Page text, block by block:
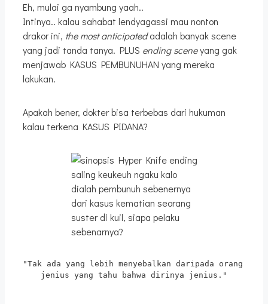
Eh, mulai ga nyambung yaah..
Intinya.. kalau sahabat lendyagassi mau nonton
drakor ini, the most anticipatedadalah banyak scene
yang jadi tanda tanya. PLUS ending sceneyang gak
menjawab KASUS PEMBUNUHAN yang mereka
lakukan.
Apakah bener, dokter bisa terbebas dari hukuman
kalau terkena KASUS PIDANA?
saling keukeuh ngaku kalo
dialah pembunuh sebenernya
dari kasus kematian seorang
suster di kuil, siapa pelaku
sebenarnya?
"Tak ada yang lebih menyebalkan daripada orang
jenius yang tahu bahwa dirinya jenius."